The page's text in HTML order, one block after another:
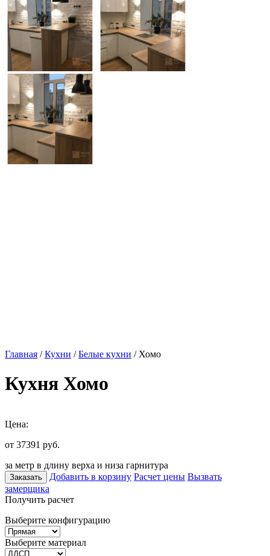
Главная /Кухни /Белые кухни / Хомо
Кухня Хомо
Цена:
от 37391 руб.
за метр в длину верха и низа гарнитура
Заказать Добавить в корзину Расчет цены Вызвать
замерщика
Получить расчет
Выберите конфигурацию
Выберите материал